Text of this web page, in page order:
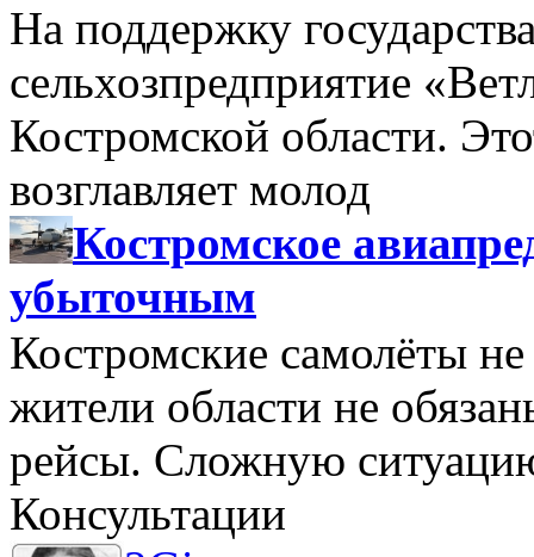
На поддержку
сельхозпредприятие
Костромской области.
возглавляет молод
Костромское
убыточным
Костромские самолёты
жители области не
рейсы. Сложную
Консультации